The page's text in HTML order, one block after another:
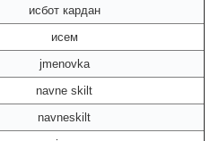
исбот кардан
исем
jmenovka
navne skilt
navneskilt